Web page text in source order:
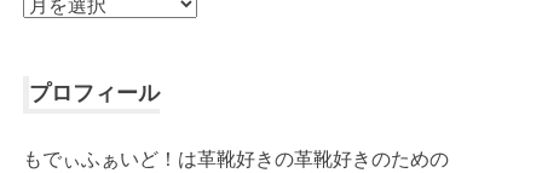
イ
プロフィール
もでぃふぁいど！は革靴好きの革靴好きのための